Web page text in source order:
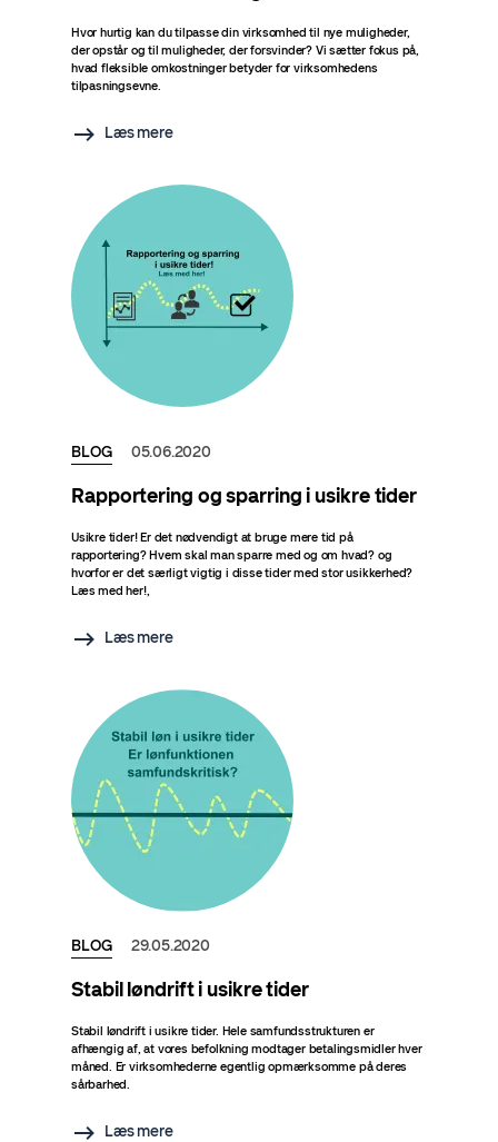
Hvor hurtig kan du tilpasse din virksomhed til nye muligheder,
der opstår og til muligheder, der forsvinder? Vi sætter fokus på,
hvad fleksible omkostninger betyder for virksomhedens
tilpasningsevne.
Læs mere
BLOG 05.06.2020
Rapportering og sparring i usikre tider
Usikre tider! Er det nødvendigt at bruge mere tid på
rapportering? Hvem skal man sparre med og om hvad? og
hvorfor er det særligt vigtig i disse tider med stor usikkerhed?
Læs med her!,
Læs mere
BLOG 29.05.2020
Stabil løndrift i usikre tider
Stabil løndrift i usikre tider. Hele samfundsstrukturen er
afhængig af, at vores befolkning modtager betalingsmidler hver
måned. Er virksomhederne egentlig opmærksomme på deres
sårbarhed.
Læs mere